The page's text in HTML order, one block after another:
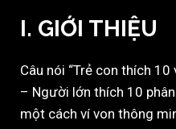
I. GIỚI THIỆU
Câu nói “Trẻ con thích
– Người lớn thích 10
một cách ví von thông